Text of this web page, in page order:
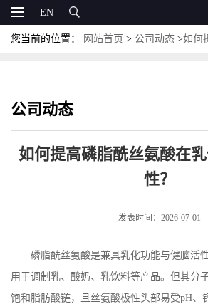
EN
您当前的位置： 网站首页 > 公司动态 >如何
公司动态
如何提高磷脂酰丝氨酸在
性？
发表时间：2026-07-01
磷脂酰丝氨酸是兼具乳化功能与健脑活
用于调制乳、酸奶、乳饮料等产品。但其分
饱和脂肪酸链，且丝氨酸极性头部易受pH、